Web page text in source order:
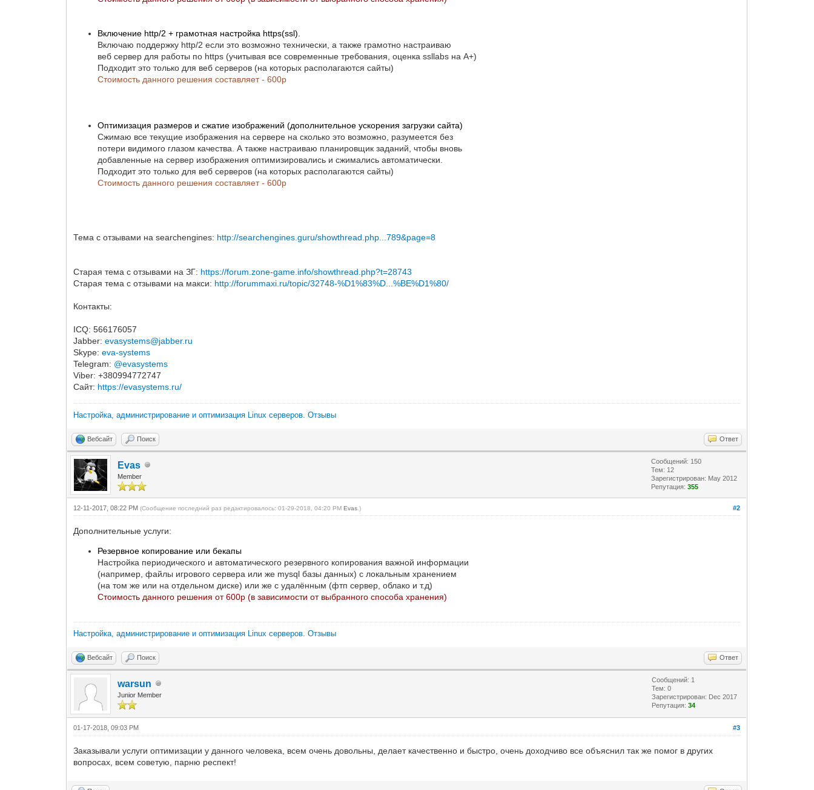
Включение http/2 + грамотная настройка https(ssl).
Включаю поддержку http/2 если это возможно технически, а также грамотно настраиваю
веб сервер для работы по https (учитывая все современные требования, оценка ssllabs на A+)
Подходит это только для веб серверов (на которых располагаются сайты)
Стоимость данного решения составляет - 600р
Оптимизация размеров и сжатие изображений (дополнительное ускорения загрузки сайта)
Сжимаю все текущие изображения на сервере на сколько это возможно, разумеется без
потери видимого глазом качества. А также настраиваю планировщик заданий, чтобы вновь
добавленные на сервер изображения оптимизировались и сжимались автоматически.
Подходит это только для веб серверов (на которых располагаются сайты)
Стоимость данного решения составляет - 600р
Тема с отзывами на searchengines: http://searchengines.guru/showthread.php...789&page=8
Старая тема с отзывами на ЗГ: https://forum.zone-game.info/showthread.php?t=28743
Старая тема с отзывами на макси: http://forummaxi.ru/topic/32748-%D1%83%D...%BE%D1%80/
Контакты:
ICQ: 566176057
Jabber:evasystems@jabber.ru
Skype:eva-systems
Telegram: @evasystems
Viber: +380994772747
Сайт: https://evasystems.ru/
Настройка, администрирование и оптимизация Linux серверов. Отзывы
Вебсайт Поиск Ответ
Evas
Member
Сообщений: 150
Тем: 12
Зарегистрирован: May 2012
Репутация:355
#2
12-11-2017, 08:22 PM(Сообщение последний раз редактировалось: 01-29-2018, 04:20 PMEvas .)
Дополнительные услуги:
Резервное копирование или бекапы
Настройка периодического и автоматического резервного копирования важной информации
(например, файлы игрового сервера или же mysql базы данных) с локальным хранением
(на том же или на отдельном диске) или же с удалённым (фтп сервер, облако и т.д)
Стоимость данного решения от 600р (в зависимости от выбранного способа хранения)
Настройка, администрирование и оптимизация Linux серверов. Отзывы
Вебсайт Поиск Ответ
warsun
Junior Member
Сообщений: 1
Тем: 0
Зарегистрирован: Dec 2017
Репутация:34
#3
01-17-2018, 09:03 PM
Заказывали услуги оптимизации у данного человека, всем очень довольны, делает качественно и быстро, очень доходчиво все объяснил так же помог в других
вопросах, всем советую, парню респект!